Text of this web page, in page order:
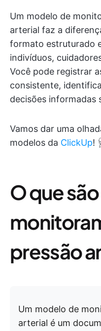
Um modelo de
arterial faz a
formato estruturado
indivíduos,
Você pode registrar
consistente,
decisões informadas
Vamos dar uma
modelos da ClickUp!
O que
pressão
Um modelo de
arterial é um